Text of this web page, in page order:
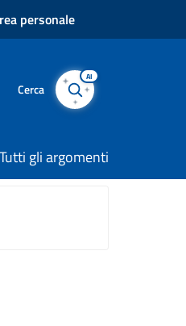
personale
Cerca
AI
Tutti gli argomenti